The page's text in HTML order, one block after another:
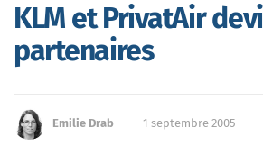
KLM et PrivatAir
partenaires
Emilie Drab 1 septembre 2005